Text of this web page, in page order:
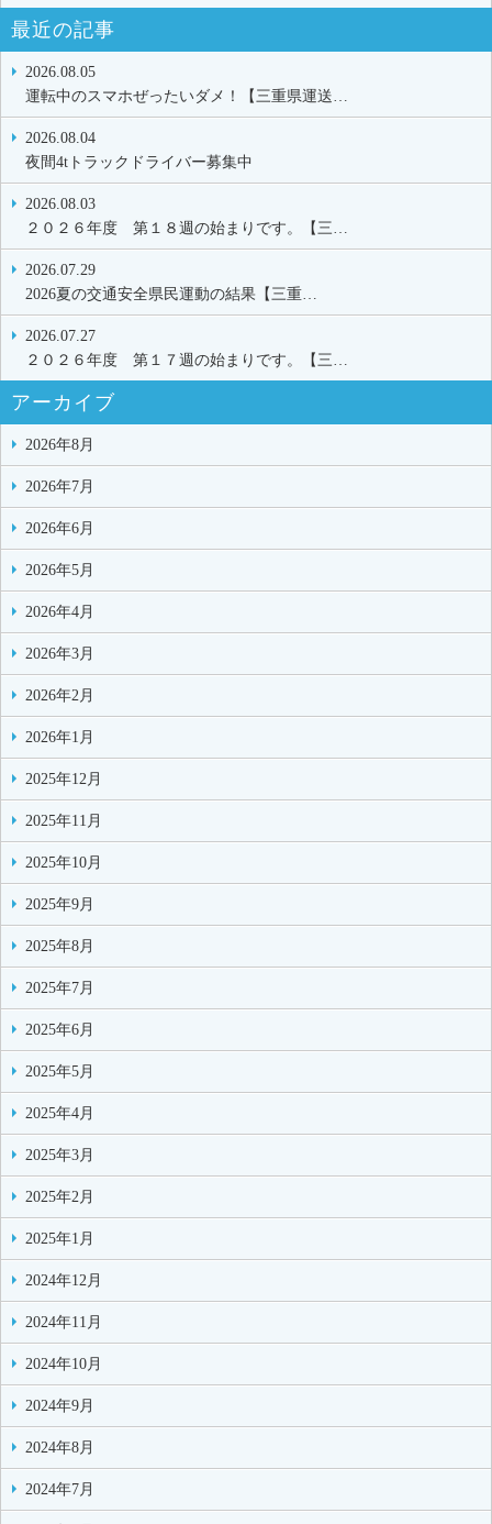
最近の記事
2026.08.05
運転中のスマホぜったいダメ！【三重県運送…
2026.08.04
夜間4tトラックドライバー募集中
2026.08.03
２０２６年度 第１８週の始まりです。【三…
2026.07.29
2026夏の交通安全県民運動の結果【三重…
2026.07.27
２０２６年度 第１７週の始まりです。【三…
アーカイブ
2026年8月
2026年7月
2026年6月
2026年5月
2026年4月
2026年3月
2026年2月
2026年1月
2025年12月
2025年11月
2025年10月
2025年9月
2025年8月
2025年7月
2025年6月
2025年5月
2025年4月
2025年3月
2025年2月
2025年1月
2024年12月
2024年11月
2024年10月
2024年9月
2024年8月
2024年7月